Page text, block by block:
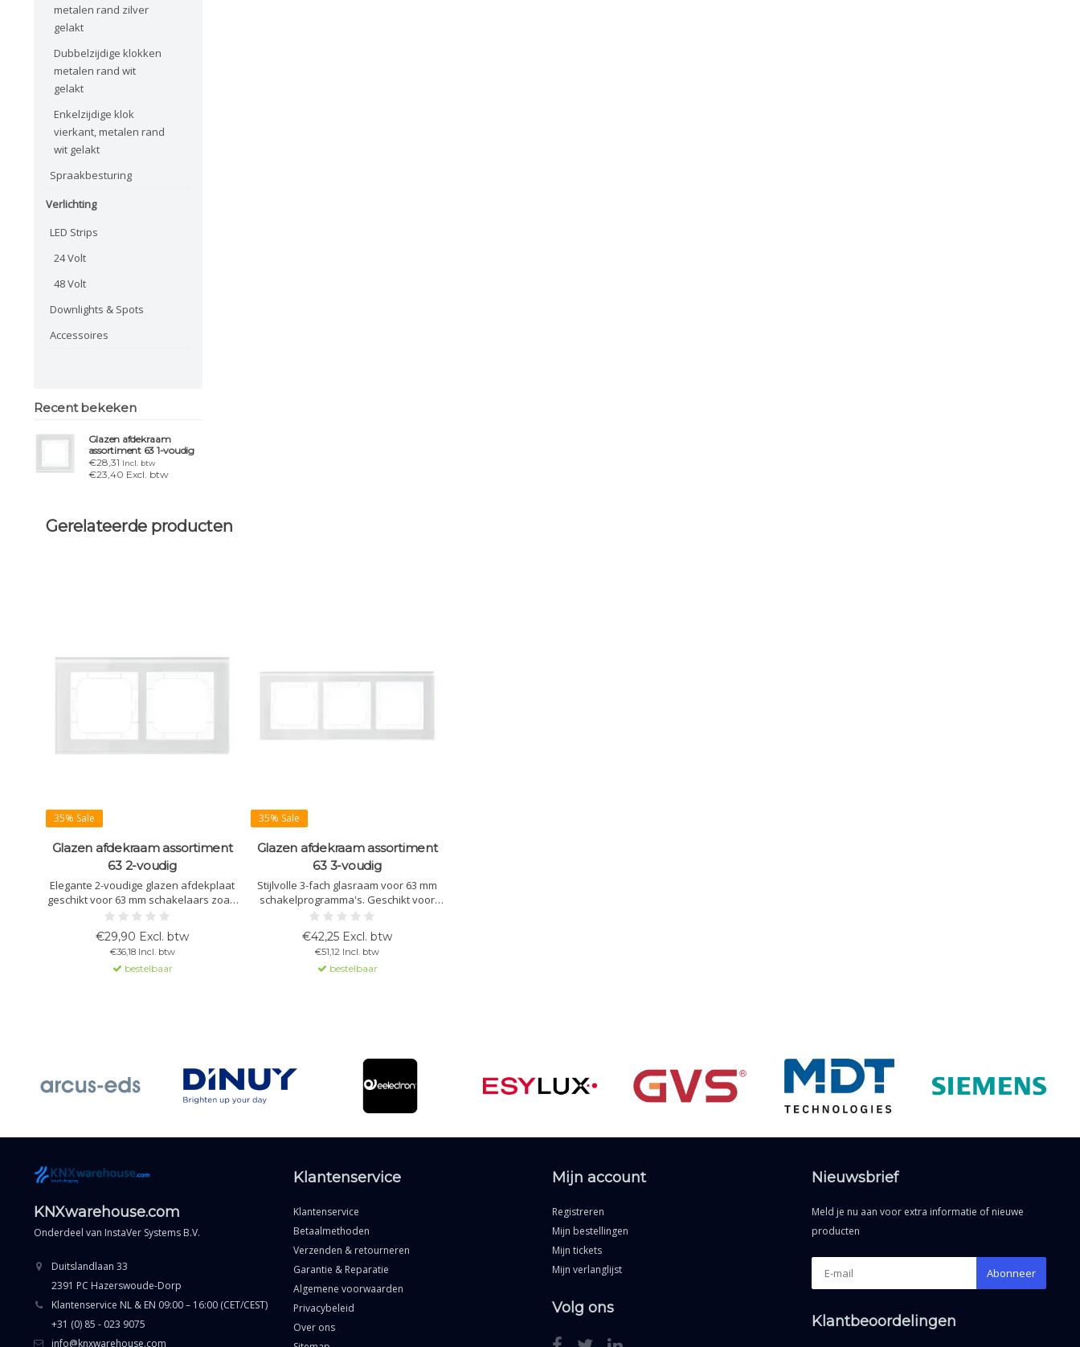
metalen rand zilver
gelakt
Dubbelzijdige klokken
metalen rand wit
gelakt
Enkelzijdige klok
vierkant, metalen rand
wit gelakt
Spraakbesturing
Verlichting
LED Strips
24 Volt
48 Volt
Downlights & Spots
Accessoires
Recent bekeken
Glazen afdekraam
assortiment 63 1-voudig
€28,31 Incl. btw
€23,40 Excl. btw
Gerelateerde producten
35% Sale
Glazen afdekraam assortiment
63 2-voudig
Elegante 2-voudige glazen afdekplaat
geschikt voor 63 mm schakelaars zoals
MDT en Busch-Jaeger. Verkrijgbaar in
wit en zwart met afmetingen 92 mm x
163 mm. Compatibel met meerdere
schakelaarsystemen.
€29,90 Excl. btw
€36,18 Incl. btw
bestelbaar
35% Sale
Glazen afdekraam assortiment
63 3-voudig
Stijlvolle 3-fach glasraam voor 63 mm
schakelprogramma's. Geschikt voor
MDT 63 of Busch-Jaeger series zoals
future linear, solo, carat en axcent.
Verkrijgbaar in wit of zwart met zwart
frameachterzijde.
€42,25 Excl. btw
€51,12 Incl. btw
bestelbaar
KNXwarehouse.com
Onderdeel van InstaVer Systems B.V.
Duitslandlaan 33
2391 PC Hazerswoude-Dorp
Klantenservice NL & EN 09:00 – 16:00 (CET/CEST)
+31 (0) 85 - 023 9075
info@knxwarehouse.com
Klantenservice
Klantenservice
Betaalmethoden
Verzenden & retourneren
Garantie & Reparatie
Algemene voorwaarden
Privacybeleid
Over ons
Mijn account
Registreren
Mijn bestellingen
Mijn tickets
Mijn verlanglijst
Volg ons
Nieuwsbrief
Meld je nu aan voor extra informatie of nieuwe
producten
Abonneer
Klantbeoordelingen